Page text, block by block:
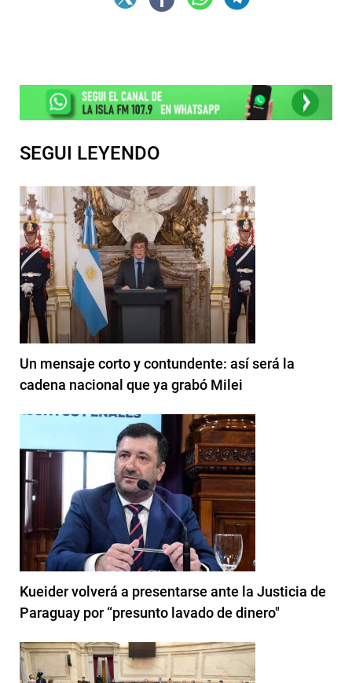
SEGUI LEYENDO
Un mensaje corto y contundente: así será la
cadena nacional que ya grabó Milei
Kueider volverá a presentarse ante la Justicia de
Paraguay por “presunto lavado de dinero"